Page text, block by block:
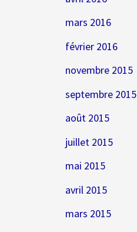
mars 2016
février 2016
novembre 2015
septembre 2015
août 2015
juillet 2015
mai 2015
avril 2015
mars 2015